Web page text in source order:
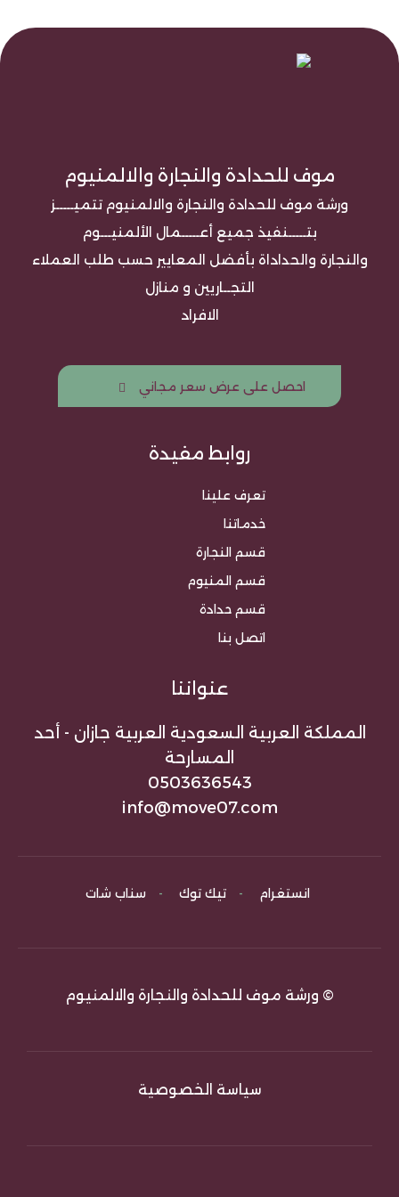
موف للحدادة والنجارة والالمنيوم
ورشة موف للحدادة والنجارة والالمنيوم تتميـــــز
بتـــــنفيذ جميع أعـــــمال الألمنيـــوم
والنجارة والحداداة بأفضل المعايير حسب طلب العملاء
التجــاريين و منازل
الافراد
احصل على عرض سعر مجاني
روابط مفيدة
تعرف علينا
خدماتنا
قسم النجارة
قسم المنيوم
قسم حدادة
اتصل بنا
عنواننا
المملكة العربية السعودية العربية جازان - أحد
المسارحة
0503636543
info@move07.com
انستغرام - تيك توك - سناب شات
© ورشة موف للحدادة والنجارة والالمنيوم
سياسة الخصوصية